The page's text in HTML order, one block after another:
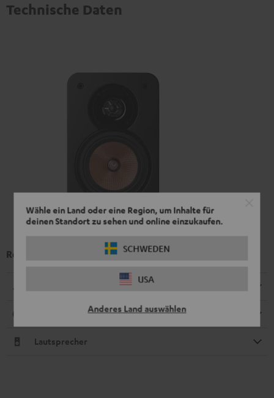
Wähle ein Land oder eine Region, um Inhalte für
deinen Standort zu sehen und online einzukaufen.
SCHWEDEN
USA
Anderes Land auswählen
Technische Daten
Regal-Lautsprecher UL 20 Mk4 25 (Stk.)
Lautsprecher